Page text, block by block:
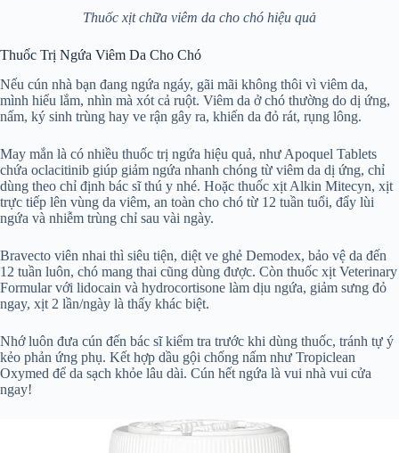
Thuốc xịt chữa viêm da cho chó hiệu quả
Thuốc Trị Ngứa Viêm Da Cho Chó
Nếu cún nhà bạn đang ngứa ngáy, gãi mãi không thôi vì viêm da,
mình hiểu lắm, nhìn mà xót cả ruột. Viêm da ở chó thường do dị ứng,
nấm, ký sinh trùng hay ve rận gây ra, khiến da đỏ rát, rụng lông.
May mắn là có nhiều thuốc trị ngứa hiệu quả, như Apoquel Tablets
chứa oclacitinib giúp giảm ngứa nhanh chóng từ viêm da dị ứng, chỉ
dùng theo chỉ định bác sĩ thú y nhé. Hoặc thuốc xịt Alkin Mitecyn, xịt
trực tiếp lên vùng da viêm, an toàn cho chó từ 12 tuần tuổi, đẩy lùi
ngứa và nhiễm trùng chỉ sau vài ngày.
Bravecto viên nhai thì siêu tiện, diệt ve ghẻ Demodex, bảo vệ da đến
12 tuần luôn, chó mang thai cũng dùng được. Còn thuốc xịt Veterinary
Formular với lidocain và hydrocortisone làm dịu ngứa, giảm sưng đỏ
ngay, xịt 2 lần/ngày là thấy khác biệt.
Nhớ luôn đưa cún đến bác sĩ kiểm tra trước khi dùng thuốc, tránh tự ý
kẻo phản ứng phụ. Kết hợp dầu gội chống nấm như Tropiclean
Oxymed để da sạch khỏe lâu dài. Cún hết ngứa là vui nhà vui cửa
ngay!